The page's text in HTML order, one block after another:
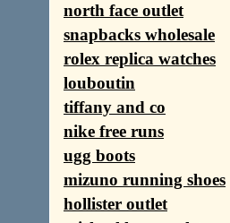
north face outlet
snapbacks wholesale
rolex replica watches
louboutin
tiffany and co
nike free runs
ugg boots
mizuno running shoes
hollister outlet